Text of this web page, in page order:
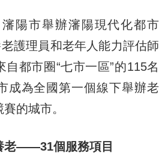
市舉辦瀋陽現代化都市
老護理員和老年人能力評估師
都市圈“七市一區”的115名
成為全國第一個線下舉辦老
的城市。
老——31個服務項目